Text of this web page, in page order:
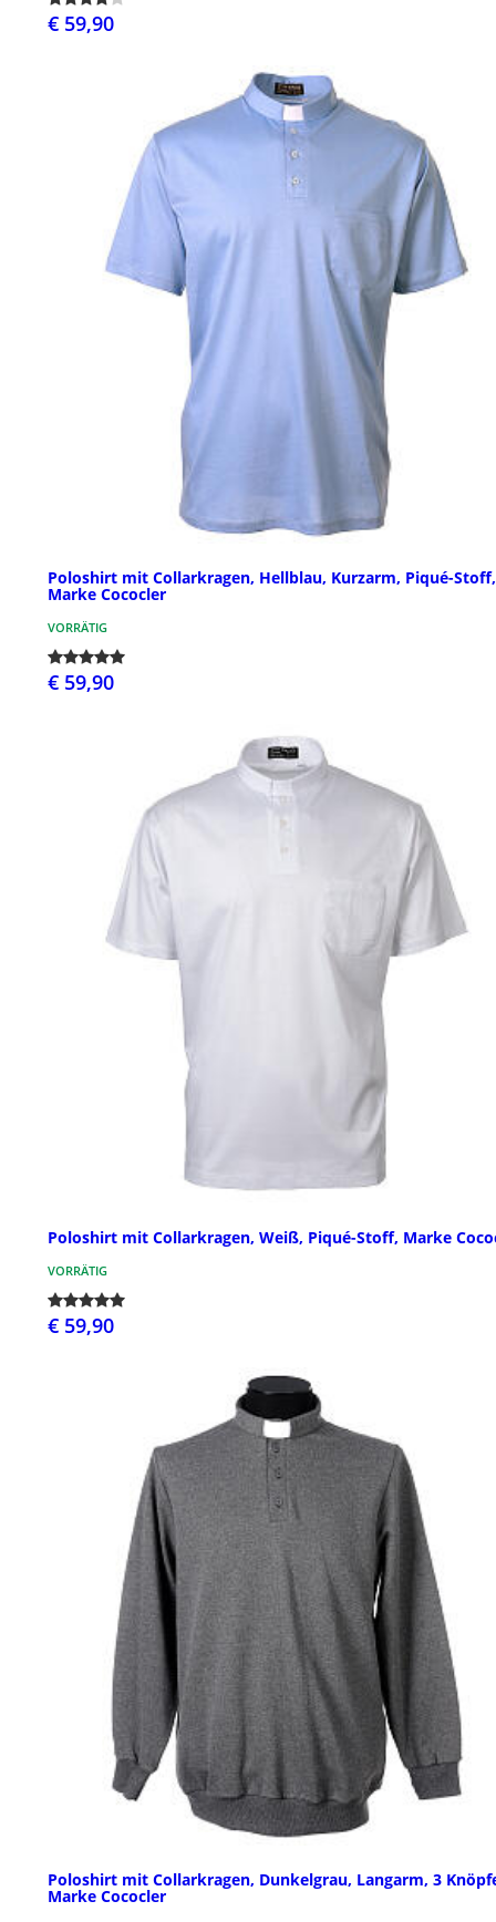
€ 59,90
Poloshirt mit Collarkragen, Hellblau, Kurzarm, Piqué-Stoff,
Marke Cococler
VORRÄTIG
€ 59,90
Poloshirt mit Collarkragen, Weiß, Piqué-Stoff, Marke
VORRÄTIG
€ 59,90
Poloshirt mit Collarkragen, Dunkelgrau, Langarm, 3
Marke Cococler